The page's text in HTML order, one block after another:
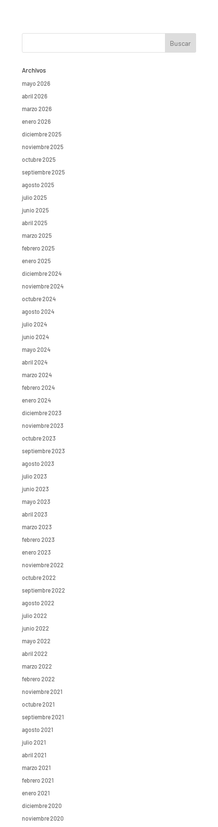
Archivos
mayo 2026
abril 2026
marzo 2026
enero 2026
diciembre 2025
noviembre 2025
octubre 2025
septiembre 2025
agosto 2025
julio 2025
junio 2025
abril 2025
marzo 2025
febrero 2025
enero 2025
diciembre 2024
noviembre 2024
octubre 2024
agosto 2024
julio 2024
junio 2024
mayo 2024
abril 2024
marzo 2024
febrero 2024
enero 2024
diciembre 2023
noviembre 2023
octubre 2023
septiembre 2023
agosto 2023
julio 2023
junio 2023
mayo 2023
abril 2023
marzo 2023
febrero 2023
enero 2023
noviembre 2022
octubre 2022
septiembre 2022
agosto 2022
julio 2022
junio 2022
mayo 2022
abril 2022
marzo 2022
febrero 2022
noviembre 2021
octubre 2021
septiembre 2021
agosto 2021
julio 2021
abril 2021
marzo 2021
febrero 2021
enero 2021
diciembre 2020
noviembre 2020